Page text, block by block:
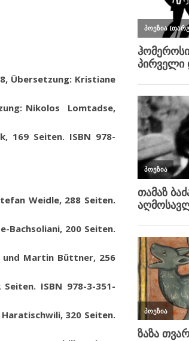
Übersetzung: Kristiane
Nikolos Lomtadse,
, 169 Seiten. ISBN 978-
Weidle, 288 Seiten.
Bachsoliani, 200 Seiten.
und Martin Büttner, 256
Seiten. ISBN 978-3-351-
Haratischwili, 320 Seiten.